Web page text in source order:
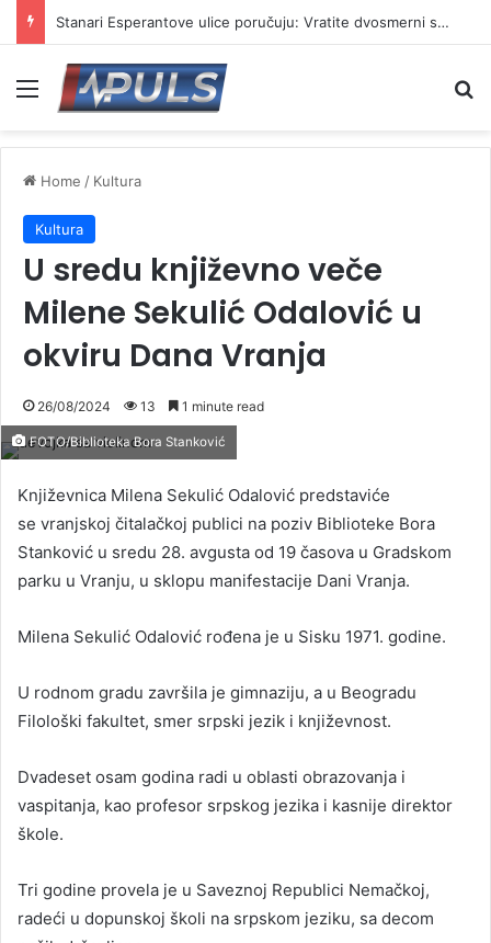
Stanari Esperantove ulice poručuju: Vratite dvosmerni saobraćaj i stopirajte naplatu parkinga
Menu
Home / Kultura
Kultura
U sredu književno veče
Milene Sekulić Odalović u
okviru Dana Vranja
26/08/2024 13 1 minute read
FOTO/Biblioteka Bora Stanković
Književnica Milena Sekulić Odalović predstaviće
se vranjskoj čitalačkoj publici na poziv Biblioteke Bora
Stanković u sredu 28. avgusta od 19 časova u Gradskom
parku u Vranju, u sklopu manifestacije Dani Vranja.
Milena Sekulić Odalović rođena je u Sisku 1971. godine.
U rodnom gradu završila je gimnaziju, a u Beogradu
Filološki fakultet, smer srpski jezik i književnost.
Dvadeset osam godina radi u oblasti obrazovanja i
vaspitanja, kao profesor srpskog jezika i kasnije direktor
škole.
Tri godine provela je u Saveznoj Republici Nemačkoj,
radeći u dopunskoj školi na srpskom jeziku, sa decom